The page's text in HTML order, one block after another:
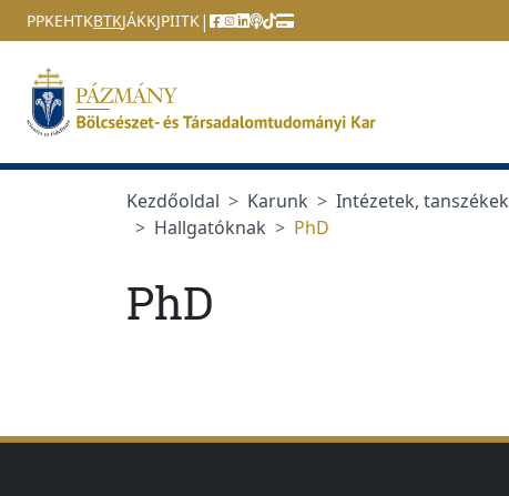
Ugrás a menüre
Ugrás a tartalomra
PPKEHTKBTKJÁKKJPIITK|
Kezdőoldal Karunk Intézetek, tanszékek
Hallgatóknak
PhD
PhD